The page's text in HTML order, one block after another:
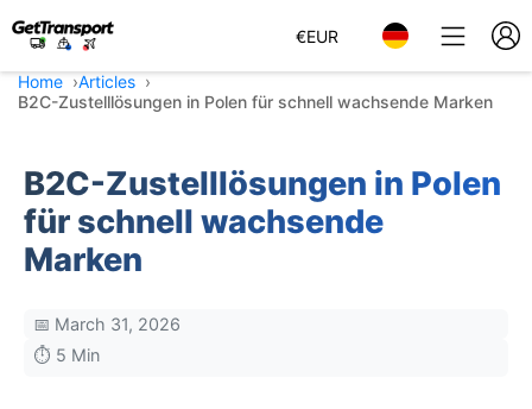
€EUR
Home
Articles
B2C-Zustelllösungen in Polen für schnell wachsende Marken
B2C-Zustelllösungen in Polen
für schnell wachsende
Marken
📅 March 31, 2026
⏱️ 5 Min